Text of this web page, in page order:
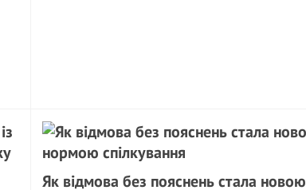
Як відмова без пояснень стала новою